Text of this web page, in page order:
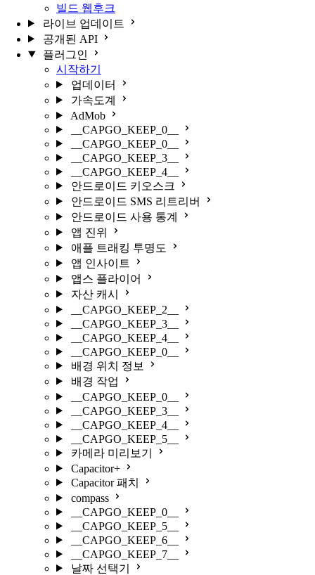
빌드 웹후크
라이브 업데이트
공개된 API
플러그인
시작하기
업데이터
가속도계
AdMob
__CAPGO_KEEP_0__
__CAPGO_KEEP_0__
__CAPGO_KEEP_3__
__CAPGO_KEEP_4__
안드로이드 키오스크
안드로이드 SMS 리트리버
안드로이드 사용 통계
앱 진위
애플 트래킹 투명도
앱 인사이트
앱스 플라이어
자산 캐시
__CAPGO_KEEP_2__
__CAPGO_KEEP_3__
__CAPGO_KEEP_4__
__CAPGO_KEEP_0__
배경 위치 정보
배경 작업
__CAPGO_KEEP_0__
__CAPGO_KEEP_3__
__CAPGO_KEEP_4__
__CAPGO_KEEP_5__
카메라 미리보기
Capacitor+
Capacitor 패치
compass
__CAPGO_KEEP_0__
__CAPGO_KEEP_5__
__CAPGO_KEEP_6__
__CAPGO_KEEP_7__
날짜 선택기